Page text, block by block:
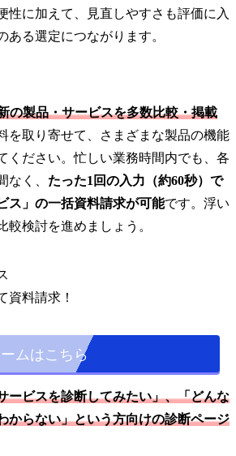
性に加えて、見直しやすさも評価に入
ある選定につながります。
の製品・サービスを多数比較・掲載
を取り寄せて、さまざまな製品の機能
ください。忙しい業務時間内でも、各
なく、 たった1回の入力（約60秒）で
ス」の一括資料請求が可能です。浮い
較検討を進めましょう。
資料請求！
ムはこちら
ービスを診断してみたい」、「どんな
からない」という方向けの診断ページ